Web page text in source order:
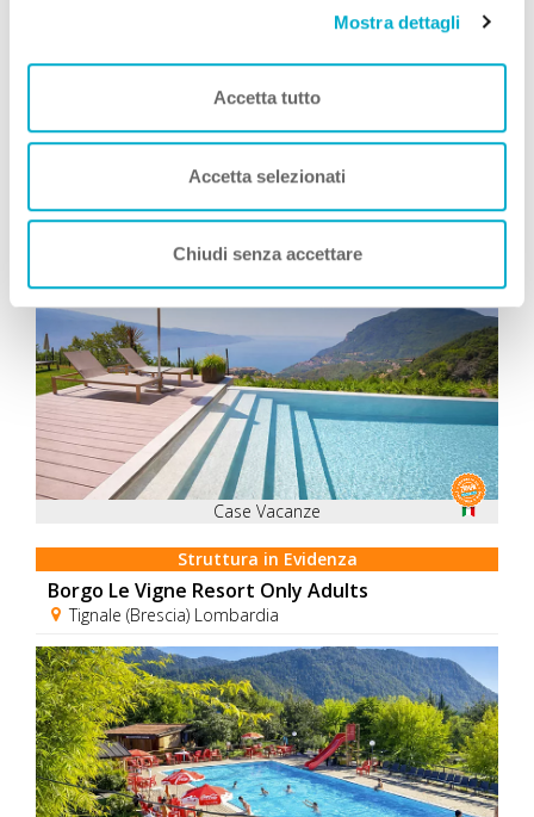
Mostra dettagli
Accetta tutto
Accetta selezionati
Chiudi senza accettare
Vacanza
Consigliati da Zampa Vacanza
Case Vacanze
Struttura in Evidenza
Borgo Le Vigne Resort Only Adults
Tignale (Brescia) Lombardia